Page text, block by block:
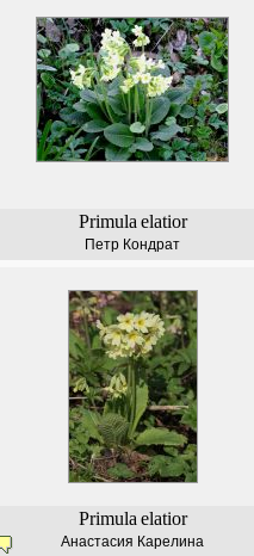
Primula elatior
Петр Кондрат
Primula elatior
Анастасия Карелина